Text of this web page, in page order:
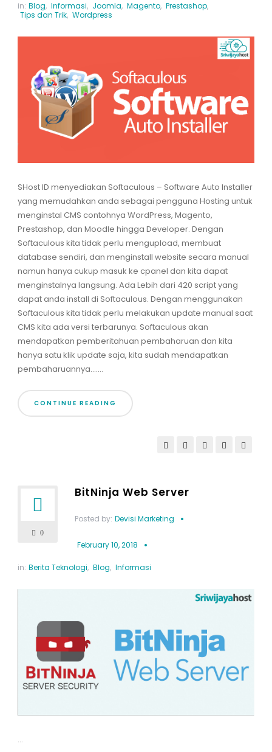
in: Blog, Informasi, Joomla, Magento, Prestashop,
Tips dan Trik, Wordpress
SHost ID menyediakan Softaculous – Software Auto Installer
yang memudahkan anda sebagai pengguna Hosting untuk
menginstal CMS contohnya WordPress, Magento,
Prestashop, dan Moodle hingga Developer. Dengan
Softaculous kita tidak perlu mengupload, membuat
database sendiri, dan menginstall website secara manual
namun hanya cukup masuk ke cpanel dan kita dapat
menginstalnya langsung. Ada Lebih dari 420 script yang
dapat anda install di Softaculous. Dengan menggunakan
Softaculous kita tidak perlu melakukan update manual saat
CMS kita ada versi terbarunya. Softaculous akan
mendapatkan pemberitahuan pembaharuan dan kita
hanya satu klik update saja, kita sudah mendapatkan
pembaharuannya.......
CONTINUE READING
0
BitNinja Web Server
Posted by: Devisi Marketing
February 10, 2018
in: Berita Teknologi, Blog, Informasi
...